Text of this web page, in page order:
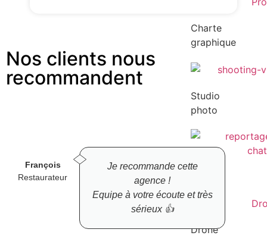
Charte
graphique
Studio
photo
Drone
Nos clients nous
recommandent
Je recommande cette
agence !
Equipe à votre écoute et très
sérieux 👍
François
Restaurateur